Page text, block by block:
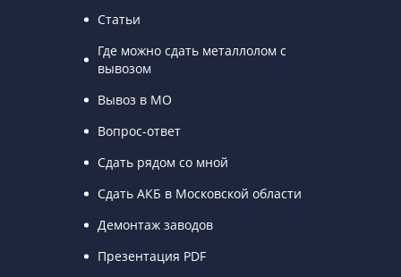
Статьи
Где можно сдать металлолом с
вывозом
Вывоз в МО
Вопрос-ответ
Сдать рядом со мной
Сдать АКБ в Московской области
Демонтаж заводов
Презентация PDF